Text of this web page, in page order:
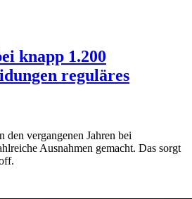
knapp 1.200
reguläres
den vergangenen Jahren bei
Ausnahmen gemacht. Das sorgt